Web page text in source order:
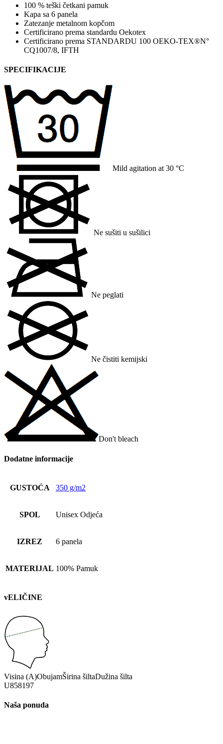
100 % teški četkani pamuk
Kapa sa 6 panela
Zatezanje metalnom kopčom
Certificirano prema standardu Oekotex
Certificirano prema STANDARDU 100 OEKO-TEX®N°
CQ1007/8, IFTH
SPECIFIKACIJE
Mild agitation at 30 °C
Ne sušiti u sušilici
Ne peglati
Ne čistiti kemijski
Don't bleach
Dodatne informacije
GUSTOĆA 350 g/m2
SPOL Unisex Odjeća
IZREZ 6 panela
MATERIJAL 100% Pamuk
vELIČINE
Visina (A)ObujamŠirina šiltaDužina šilta
U858197
Naša ponuda